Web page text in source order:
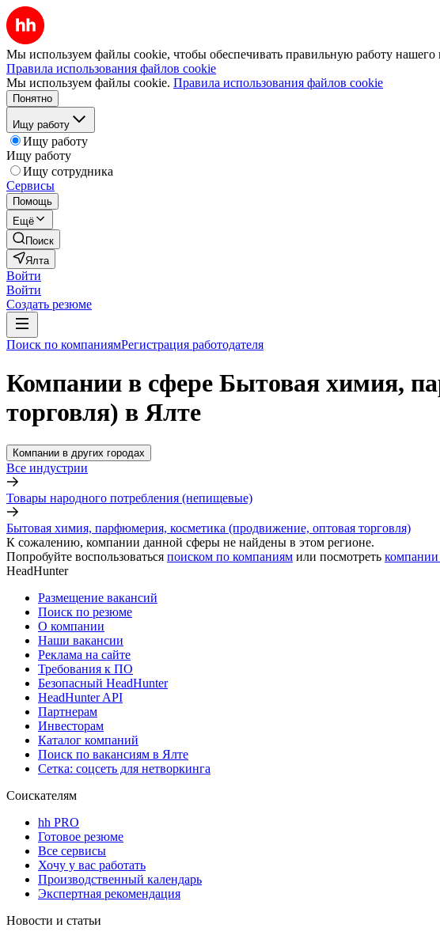
Мы используем файлы cookie, чтобы обеспечивать правильную работу нашего
Правила использования файлов cookie
Мы используем файлы cookie. Правила использования файлов cookie
Понятно
Ищу работу
Ищу работу
Ищу работу
Ищу сотрудника
Сервисы
Помощь
Ещё
Поиск
Ялта
Войти
Войти
Создать резюме
Поиск по компаниямРегистрация работодателя
Компании в сфере Бытовая химия,
торговля) в Ялте
Компании в других городах
Все индустрии
Товары народного потребления (непищевые)
Бытовая химия, парфюмерия, косметика (продвижение, оптовая торговля)
К сожалению, компании данной сферы не найдены в этом регионе.
Попробуйте воспользоваться поиском по компаниям или посмотреть компании
HeadHunter
Размещение вакансий
Поиск по резюме
О компании
Наши вакансии
Реклама на сайте
Требования к ПО
Безопасный HeadHunter
HeadHunter API
Партнерам
Инвесторам
Каталог компаний
Поиск по вакансиям в Ялте
Сетка: соцсеть для нетворкинга
Соискателям
hh PRO
Готовое резюме
Все сервисы
Хочу у вас работать
Производственный календарь
Экспертная рекомендация
Новости и статьи